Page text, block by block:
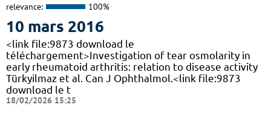
relevance: 100%
10 mars 2016
<link file:9873 download le
téléchargement>Investigation of tear osmolarity in
early rheumatoid arthritis: relation to disease activity
Türkyilmaz et al. Can J Ophthalmol.<link file:9873
download le t
18/02/2026 15:25